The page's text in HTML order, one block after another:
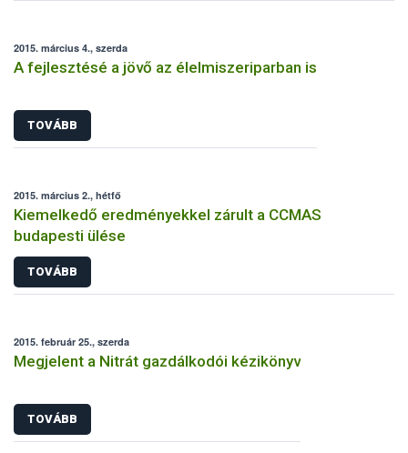
2015. március 4., szerda
A fejlesztésé a jövő az élelmiszeriparban is
TOVÁBB
2015. március 2., hétfő
Kiemelkedő eredményekkel zárult a CCMAS
budapesti ülése
TOVÁBB
2015. február 25., szerda
Megjelent a Nitrát gazdálkodói kézikönyv
TOVÁBB